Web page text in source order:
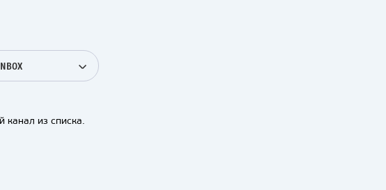
канал из списка.